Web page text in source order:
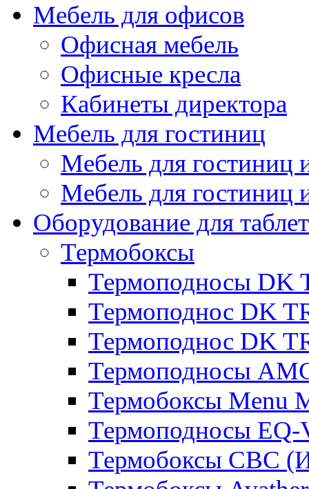
Мебель для офисов
Офисная мебель
Офисные кресла
Кабинеты директора
Мебель для гостиниц
Мебель для
Мебель для гостиниц
Оборудование для
Термобоксы
Термоподносы DK
Термоподнос DK
Термоподнос DK
Термоподносы
Термобоксы Menu
Термоподносы EQ-
Термобоксы CBC